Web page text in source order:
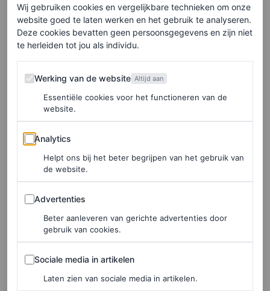
Noem het een The Row-effect, noem het een
gemeenschappelijk verlangen naar tassen die
daadwerkelijk geschikt zijn voor ons moderne, drukke
leven: de Buckle Bag zet de trend voort van de
praktische tas. Net alsde Margauxvan The Row, de
geweven tassen van Dragon Diffusion en Loewe’s
Squeeze-bag combineert dit ontwerp esthetiek met
functionaliteit.
Het moge duidelijk zijn dat Prada, een merk dat al meer
dan vier jaar in top vijf van populairste merken van Lyst
staat, de it-bag-code heeft gekraakt.
Wij gebruiken cookies en vergelijkbare technieken om onze
website goed te laten werken en het gebruik te analyseren.
Deze cookies bevatten geen persoonsgegevens en zijn niet
te herleiden tot jou als individu.
Werking van de website
Werking van de website Altijd aan
Essentiële cookies voor het functioneren van de
website.
Analytics
Analytics
Helpt ons bij het beter begrijpen van het gebruik van
de website.
Advertenties
Advertenties
Beter aanleveren van gerichte advertenties door
gebruik van cookies.
Sociale media in artikelen
Sociale media in artikelen
Laten zien van sociale media in artikelen.